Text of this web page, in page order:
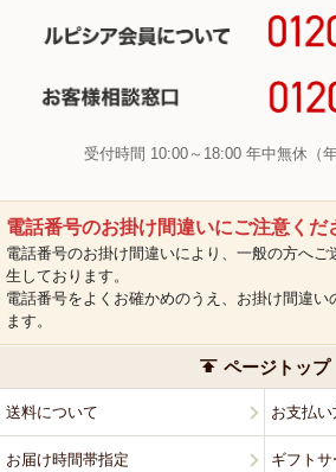
受付時間 10:00～18:00 年中無休（
電話番号のお掛け間違いにご注意くだ
電話番号のお掛け間違いにより、一般の方へ
生しております。
電話番号をよくお確かめのうえ、お掛け間違
ます。
ページトップ
送料について お支払い
お届け時間帯指定 ギフトサ